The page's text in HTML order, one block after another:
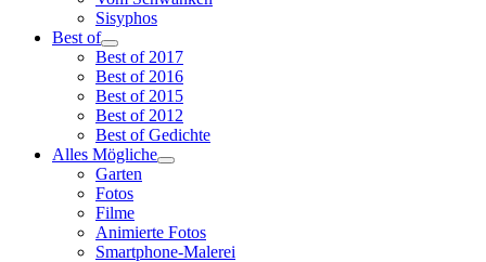
Sisyphos
Best of
Best of 2017
Best of 2016
Best of 2015
Best of 2012
Best of Gedichte
Alles Mögliche
Garten
Fotos
Filme
Animierte Fotos
Smartphone-Malerei